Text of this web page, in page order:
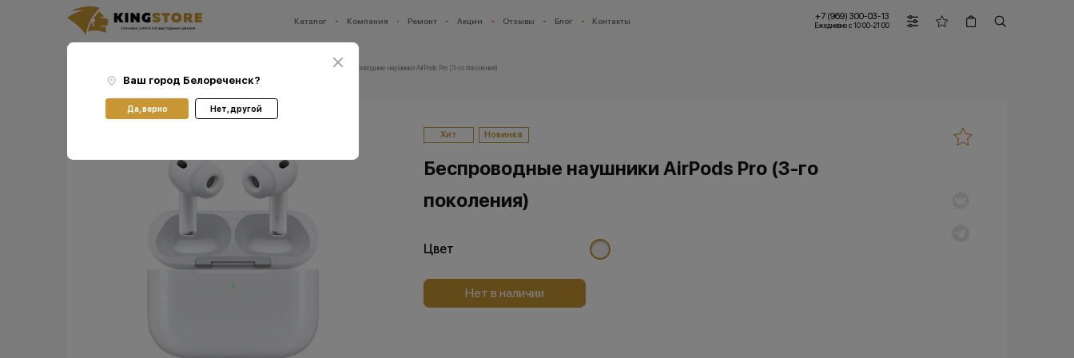
Каталог Компания Ремонт Акции Отзывы Блог Контакты +7 (969) 300-03-13
Ежедневно с 10:00-21:00
Ваш город:
Ваш город Белореченск?
Да, верно Нет, другой
Беспроводные наушники AirPods Pro (3-го поколения)
Хит Новинка
Беспроводные наушники AirPods Pro (3-го
поколения)
Цвет
Нет в наличии